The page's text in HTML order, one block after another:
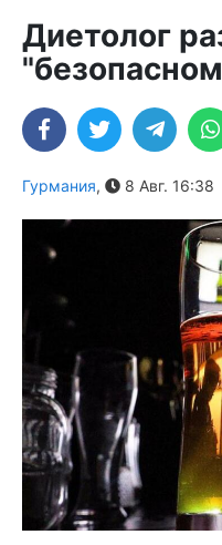
Диетолог
Гурмания, 8 Авг. 16:38